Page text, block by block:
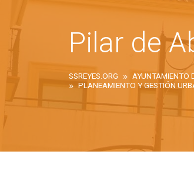
Pilar de
SSREYES.ORG
PLANEAMIENTO Y GESTIÓN